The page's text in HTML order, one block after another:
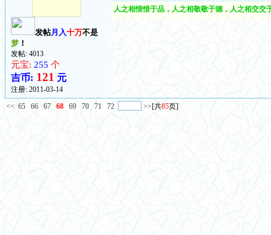
发帖月入十万不是
梦！
发帖: 4013
元宝: 255 个
吉币: 121 元
注册: 2011-03-14
人之相惜惜于品，人之相敬敬于德，人之相交
<< 65 66 67 68 69 70 71 72 >>[共85页]